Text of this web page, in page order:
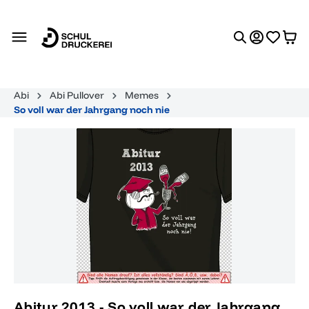
Abi Abi Pullover
Memes
So voll war der Jahrgang noch nie
Bildergalerie überspringen